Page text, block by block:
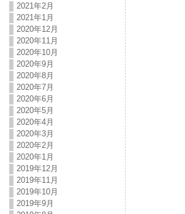
2021年2月
2021年1月
2020年12月
2020年11月
2020年10月
2020年9月
2020年8月
2020年7月
2020年6月
2020年5月
2020年4月
2020年3月
2020年2月
2020年1月
2019年12月
2019年11月
2019年10月
2019年9月